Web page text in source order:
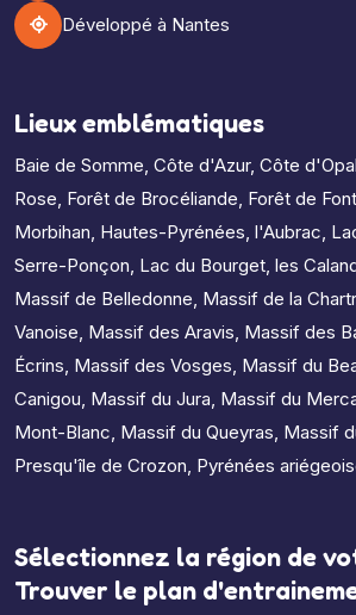
Développé à Nantes
Lieux emblématiques
Baie de Somme, Côte d'Azur, Côte
Rose, Forêt de Brocéliande, Forêt de
Morbihan, Hautes-Pyrénées, l'Aubrac,
Serre-Ponçon, Lac du Bourget, les
Massif de Belledonne, Massif de la
Vanoise, Massif des Aravis, Massif des
Écrins, Massif des Vosges, Massif du
Canigou, Massif du Jura, Massif du
Mont-Blanc, Massif du Queyras, Massif
Presqu'île de Crozon, Pyrénées
Sélectionnez la région de
Trouver le plan